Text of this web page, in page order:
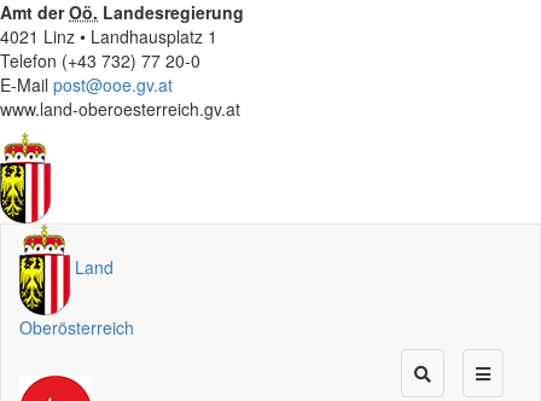
Amt derOö. Landesregierung
4021 Linz • Landhausplatz 1
Telefon (+43 732) 77 20-0
E-Mail post@ooe.gv.at
www.land-oberoesterreich.gv.at
Land
Oberösterreich